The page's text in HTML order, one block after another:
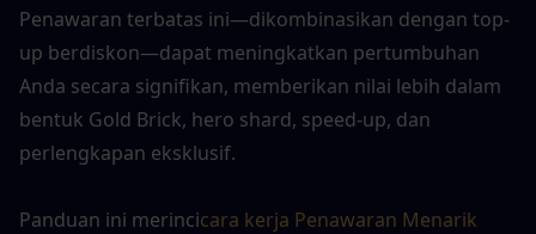
Penawaran terbatas ini—dikombinasikan dengan top-
up berdiskon—dapat meningkatkan pertumbuhan
Anda secara signifikan, memberikan nilai lebih dalam
bentuk Gold Brick, hero shard, speed-up, dan
perlengkapan eksklusif.
Panduan ini merincicara kerja Penawaran Menarik